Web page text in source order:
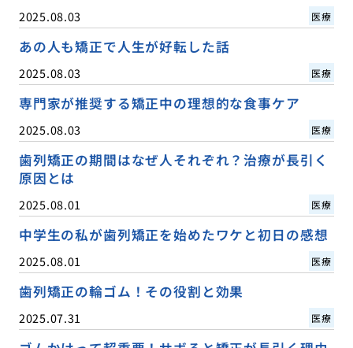
2025.08.03 医療
あの人も矯正で人生が好転した話
2025.08.03 医療
専門家が推奨する矯正中の理想的な食事ケア
2025.08.03 医療
歯列矯正の期間はなぜ人それぞれ？治療が長引く
原因とは
2025.08.01 医療
中学生の私が歯列矯正を始めたワケと初日の感想
2025.08.01 医療
歯列矯正の輪ゴム！その役割と効果
2025.07.31 医療